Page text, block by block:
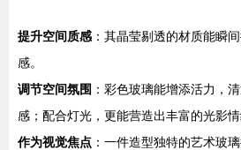
提升空间质感 ：其晶莹剔透的材质能瞬
感。
调节空间氛围 ：彩色玻璃能增添活力，
感；配合灯光，更能营造出丰富的光影情
作为视觉焦点 ：一件造型独特的艺术玻